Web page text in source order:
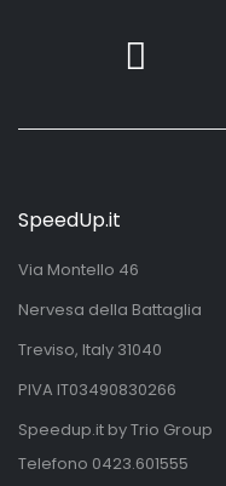
SpeedUp.it
Via Montello 46
Nervesa della Battaglia
Treviso, Italy 31040
PIVA IT03490830266
Speedup.it by Trio Group
Telefono 0423.601555